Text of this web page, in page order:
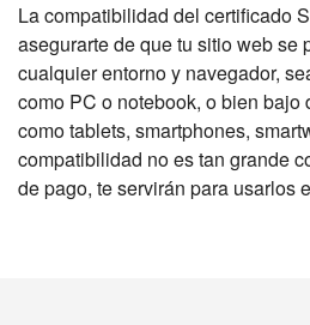
La compatibilidad del certificado
asegurarte de que tu sitio web se
cualquier entorno y navegador,
como PC o notebook, o bien
como tablets, smartphones,
compatibilidad no es tan grande
de pago, te servirán para usarlos